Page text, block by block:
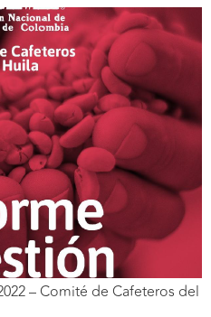
– Comité de Cafeteros del